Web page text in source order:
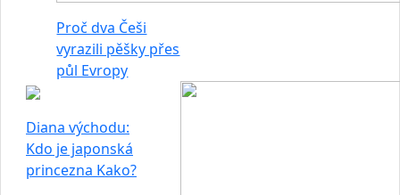
Proč dva Češi
vyrazili pěšky přes
půl Evropy
Diana východu:
Kdo je japonská
princezna Kako?